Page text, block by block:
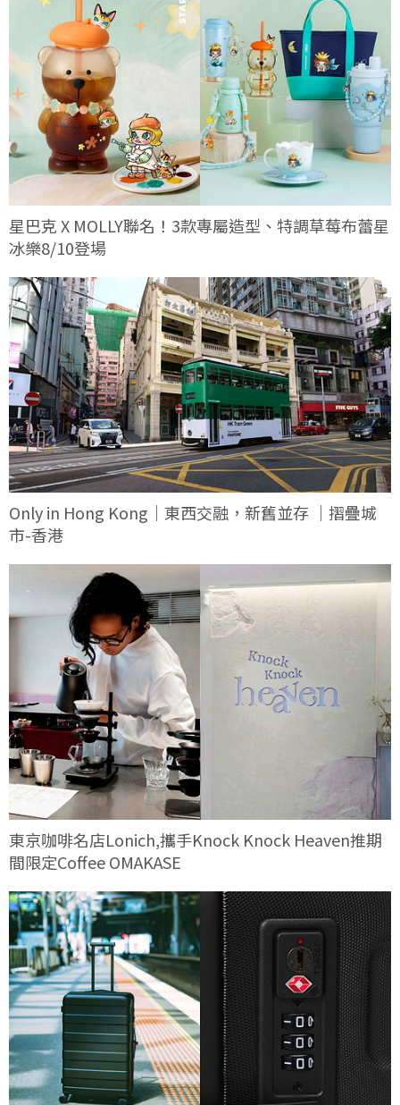
星巴克 X MOLLY聯名！3款專屬造型、特調草莓布蕾星
冰樂8/10登場
Only in Hong Kong｜東西交融，新舊並存 ｜摺疊城
市-香港
東京咖啡名店Lonich,攜手Knock Knock Heaven推期
間限定Coffee OMAKASE